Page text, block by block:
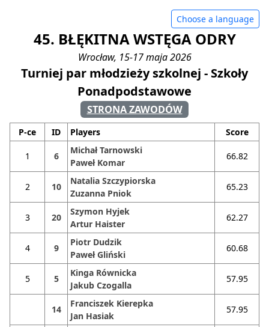
Choose a language
45. BŁĘKITNA WSTĘGA ODRY
Wrocław, 15-17 maja 2026
Turniej par młodzieży szkolnej - Szkoły
Ponadpodstawowe
STRONA ZAWODÓW
P-ce ID Players Score
1 6
Michał Tarnowski
Paweł Komar
66.82
2 10
Natalia Szczypiorska
Zuzanna Pniok
65.23
3 20
Szymon Hyjek
Artur Haister
62.27
4 9
Piotr Dudzik
Paweł Gliński
60.68
5 5
Kinga Równicka
Jakub Czogalla
57.95
14
Franciszek Kierepka
Jan Hasiak
57.95